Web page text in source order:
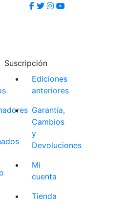
Suscripción
Ediciones
anteriores
Garantía,
Cambios
y
Devoluciones
Mi
cuenta
Tienda